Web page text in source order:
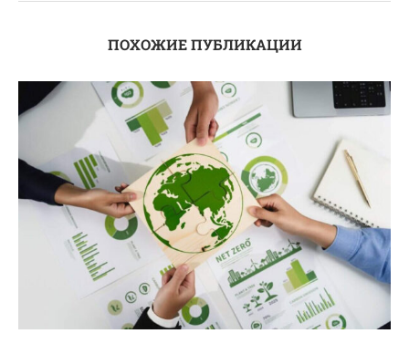
ПОХОЖИЕ ПУБЛИКАЦИИ